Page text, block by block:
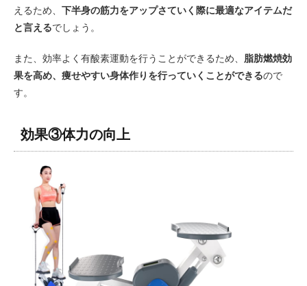
えるため、 下半身の筋力をアップさていく際に最適なアイテムだ
と言えるでしょう。
また、効率よく有酸素運動を行うことができるため、 脂肪燃焼効
果を高め、痩せやすい身体作りを行っていくことができるので
す。
効果③体力の向上